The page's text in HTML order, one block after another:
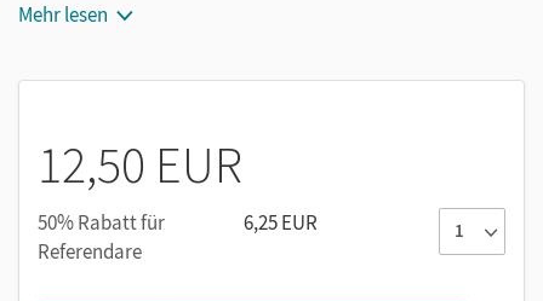
Dieses 10er-Paket ist für den Nachkauf.
Mehr lesen
12,50 EUR
50% Rabatt für
Referendare
6,25 EUR